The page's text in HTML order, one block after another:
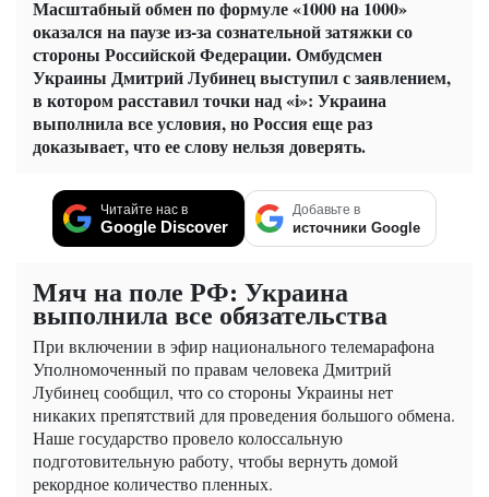
Масштабный обмен по формуле «1000 на 1000»
оказался на паузе из-за сознательной затяжки со
стороны Российской Федерации. Омбудсмен
Украины Дмитрий Лубинец выступил с заявлением,
в котором расставил точки над «і»: Украина
выполнила все условия, но Россия еще раз
доказывает, что ее слову нельзя доверять.
Читайте нас в
Google Discover
Добавьте в
источники Google
Мяч на поле РФ: Украина
выполнила все обязательства
При включении в эфир национального телемарафона
Уполномоченный по правам человека Дмитрий
Лубинец сообщил, что со стороны Украины нет
никаких препятствий для проведения большого обмена.
Наше государство провело колоссальную
подготовительную работу, чтобы вернуть домой
рекордное количество пленных.